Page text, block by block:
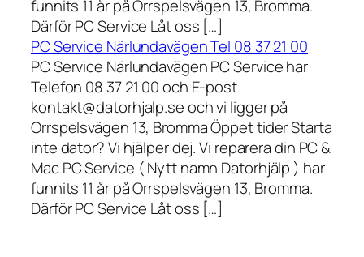
funnits 11 år på Orrspelsvägen 13, Bromma.
Därför PC Service Låt oss […]
PC Service Närlundavägen Tel 08 37 21 00
PC Service Närlundavägen PC Service har
Telefon 08 37 21 00 och E-post
kontakt@datorhjalp.se och vi ligger på
Orrspelsvägen 13, Bromma Öppet tider Starta
inte dator? Vi hjälper dej. Vi reparera din PC &
Mac PC Service ( Nytt namn Datorhjälp ) har
funnits 11 år på Orrspelsvägen 13, Bromma.
Därför PC Service Låt oss […]